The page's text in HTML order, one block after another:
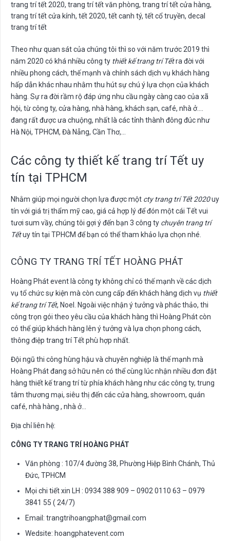
trang trí tết 2020, trang trí tết văn phòng, trang trí tết cửa hàng,
trang trí tết cửa kính, tết 2020, tết canh tý, tết cổ truyền, decal
trang trí tết
Theo như quan sát của chúng tôi thì so với năm trước 2019 thì
năm 2020 có khá nhiều công ty thiết kế trang trí Tếtra đời với
nhiều phong cách, thế mạnh và chính sách dịch vụ khách hàng
hấp dẫn khác nhau nhằm thu hút sự chú ý lựa chọn của khách
hàng. Sự ra đời rầm rộ đáp ứng nhu cầu ngày càng cao của xã
hội, từ công ty, cửa hàng, nhà hàng, khách sạn, café, nhà ở….
đang rất được ưa chuộng, nhất là các tỉnh thành đông đúc như
Hà Nội, TPHCM, Đà Nẵng, Cần Thơ,…
Các công ty thiết kế trang trí Tết uy
tín tại TPHCM
Nhằm giúp mọi người chọn lựa được một cty trang trí Tết 2020uy
tín với giá trị thẩm mỹ cao, giá cả hợp lý để đón một cái Tết vui
tươi sum vầy, chúng tôi gợi ý đến bạn 3 công ty chuyên trang trí
Tếtuy tín tại TPHCM để bạn có thể tham khảo lựa chọn nhé.
CÔNG TY TRANG TRÍ TẾT HOÀNG PHÁT
Hoàng Phát event là công ty không chỉ có thế mạnh về các dịch
vụ tổ chức sự kiện mà còn cung cấp đến khách hàng dịch vụ thiết
kế trang trí Tết, Noel. Ngoài việc nhận ý tưởng và phác thảo, thi
công trọn gói theo yêu cầu của khách hàng thì Hoàng Phát còn
có thể giúp khách hàng lên ý tưởng và lựa chọn phong cách,
thông điệp trang trí Tết phù hợp nhất.
Đội ngũ thi công hùng hậu và chuyên nghiệp là thế mạnh mà
Hoàng Phát đang sở hữu nên có thể cùng lúc nhận nhiều đơn đặt
hàng thiết kế trang trí từ phía khách hàng như các công ty, trung
tâm thương mại, siêu thị đến các cửa hàng, showroom, quán
café, nhà hàng , nhà ở…
Địa chỉ liên hệ:
CÔNG TY TRANG TRÍ HOÀNG PHÁT
Văn phòng : 107/4 đường 38, Phường Hiệp Bình Chánh, Thủ
Đức, TPHCM
Mọi chi tiết xin LH : 0934 388 909 – 0902 0110 63 – 0979
3841 55 ( 24/7)
Email: trangtrihoangphat@gmail.com
Wedsite: hoangphatevent.com